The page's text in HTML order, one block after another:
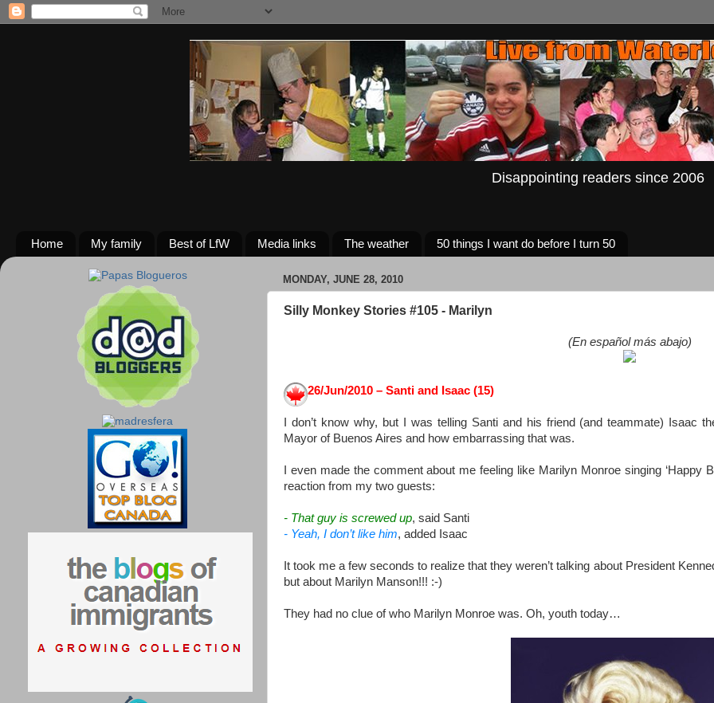
Disappointing readers since 2006
Home My family Best of LfW Media links The weather 50 things I want do before I turn 50
MONDAY, JUNE 28, 2010
Silly Monkey Stories #105 - Marilyn
(En español más abajo)
26/Jun/2010 – Santi and Isaac (15)
I don’t know why, but I was telling Santi and his friend (and teammate) Isaac
Mayor of Buenos Aires and how embarrassing that was.
I even made the comment about me feeling like Marilyn Monroe singing ‘Happy
reaction from my two guests:
- That guy is screwed up, said Santi
- Yeah, I don’t like him, added Isaac
It took me a few seconds to realize that they weren’t talking about President
but about Marilyn Manson!!! :-)
They had no clue of who Marilyn Monroe was. Oh, youth today…